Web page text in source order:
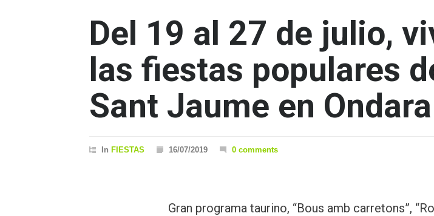
Del 19 al 27 de julio,
las fiestas populares
Sant Jaume en Ondara
In FIESTAS 16/07/2019 0 comments
Gran programa taurino, “Bous amb carretons”,